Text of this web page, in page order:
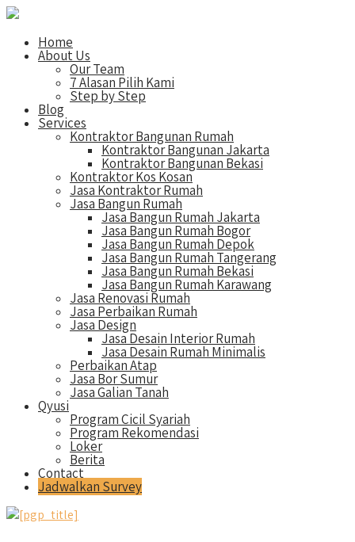
Home
About Us
Our Team
7 Alasan Pilih Kami
Step by Step
Blog
Services
Kontraktor Bangunan Rumah
Kontraktor Bangunan Jakarta
Kontraktor Bangunan Bekasi
Kontraktor Kos Kosan
Jasa Kontraktor Rumah
Jasa Bangun Rumah
Jasa Bangun Rumah Jakarta
Jasa Bangun Rumah Bogor
Jasa Bangun Rumah Depok
Jasa Bangun Rumah Tangerang
Jasa Bangun Rumah Bekasi
Jasa Bangun Rumah Karawang
Jasa Renovasi Rumah
Jasa Perbaikan Rumah
Jasa Design
Jasa Desain Interior Rumah
Jasa Desain Rumah Minimalis
Perbaikan Atap
Jasa Bor Sumur
Jasa Galian Tanah
Qyusi
Program Cicil Syariah
Program Rekomendasi
Loker
Berita
Contact
Jadwalkan Survey